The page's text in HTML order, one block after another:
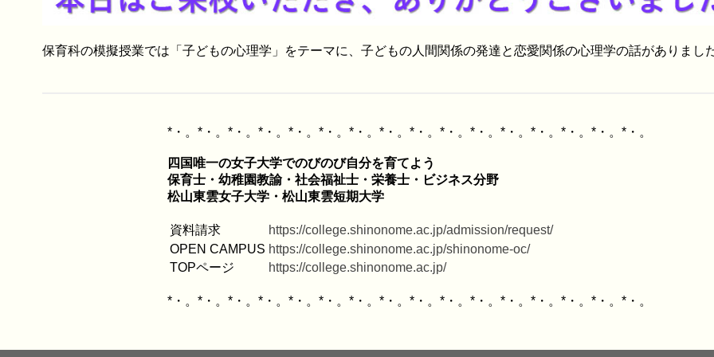
保育科の模擬授業では「子どもの心理学」をテーマに、子どもの人間関係の発達と恋愛関係の心理学の話がありまし
四国唯一の女子大学でのびのび自分を育てよう
保育士・幼稚園教諭・社会福祉士・栄養士・ビジネス分野
松山東雲女子大学・松山東雲短期大学
資料請求
https://college.shinonome.ac.jp/admission/request/
OPEN CAMPUS https://college.shinonome.ac.jp/shinonome-oc/
TOPページ
https://college.shinonome.ac.jp/